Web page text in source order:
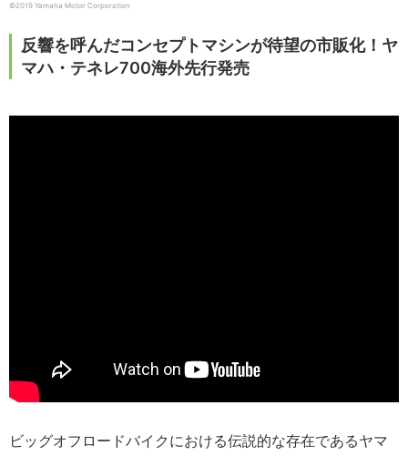
©2019 Yamaha Motor Corporation
反響を呼んだコンセプトマシンが待望の市販化！ヤ
マハ・テネレ700海外先行発売
ビッグオフロードバイクにおける伝説的な存在であるヤマ